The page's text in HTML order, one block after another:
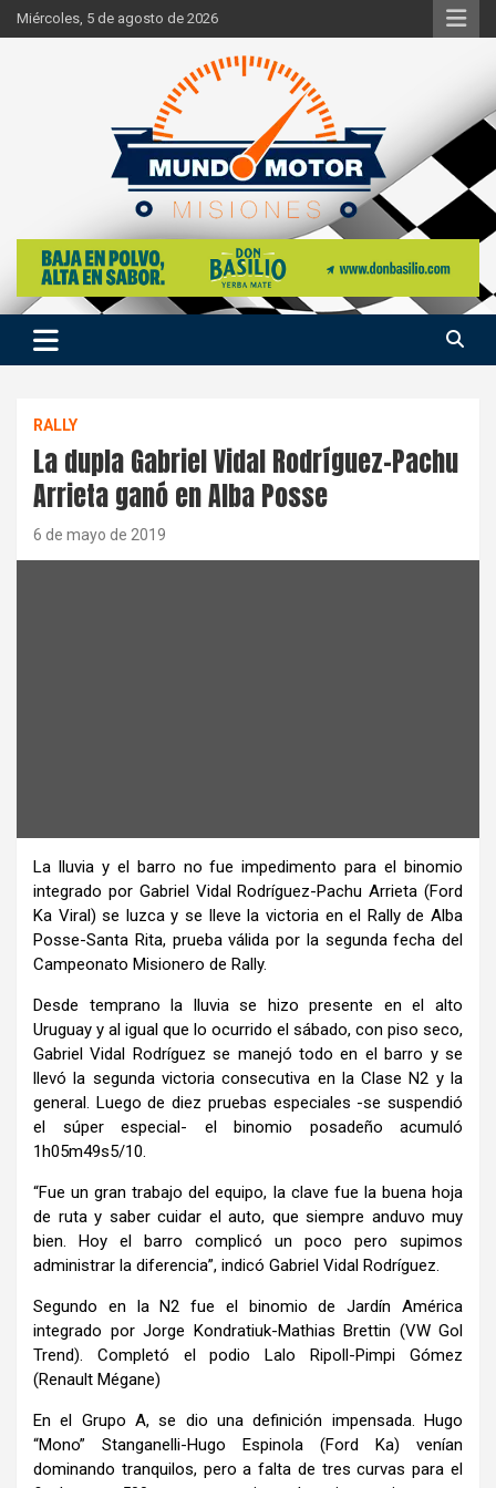
Skip
to
Miércoles, 5 de agosto de 2026
Mundo Motor Misiones
Si hay ruido de motores ahí estaremos
RALLY
La dupla Gabriel Vidal Rodríguez-Pachu
Arrieta ganó en Alba Posse
6 de mayo de 2019
La lluvia y el barro no fue impedimento para el binomio
integrado por Gabriel Vidal Rodríguez-Pachu Arrieta (Ford
Ka Viral) se luzca y se lleve la victoria en el Rally de Alba
Posse-Santa Rita, prueba válida por la segunda fecha del
Campeonato Misionero de Rally.
Desde temprano la lluvia se hizo presente en el alto
Uruguay y al igual que lo ocurrido el sábado, con piso seco,
Gabriel Vidal Rodríguez se manejó todo en el barro y se
llevó la segunda victoria consecutiva en la Clase N2 y la
general. Luego de diez pruebas especiales -se suspendió
el súper especial- el binomio posadeño acumuló
1h05m49s5/10.
“Fue un gran trabajo del equipo, la clave fue la buena hoja
de ruta y saber cuidar el auto, que siempre anduvo muy
bien. Hoy el barro complicó un poco pero supimos
administrar la diferencia”, indicó Gabriel Vidal Rodríguez.
Segundo en la N2 fue el binomio de Jardín América
integrado por Jorge Kondratiuk-Mathias Brettin (VW Gol
Trend). Completó el podio Lalo Ripoll-Pimpi Gómez
(Renault Mégane)
En el Grupo A, se dio una definición impensada. Hugo
“Mono” Stanganelli-Hugo Espinola (Ford Ka) venían
dominando tranquilos, pero a falta de tres curvas para el